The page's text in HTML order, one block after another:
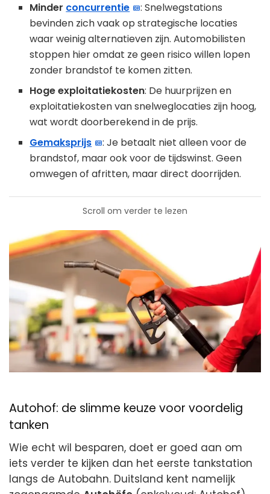
Minder concurrentie
: Snelwegstations
bevinden zich vaak op strategische locaties
waar weinig alternatieven zijn. Automobilisten
stoppen hier omdat ze geen risico willen lopen
zonder brandstof te komen zitten.
Hoge exploitatiekosten: De huurprijzen en
exploitatiekosten van snelweglocaties zijn hoog,
wat wordt doorberekend in de prijs.
Gemaksprijs
: Je betaalt niet alleen voor de
brandstof, maar ook voor de tijdswinst. Geen
omwegen of afritten, maar direct doorrijden.
Scroll om verder te lezen
Autohof: de slimme keuze voor voordelig
tanken
Wie echt wil besparen, doet er goed aan om
iets verder te kijken dan het eerste tankstation
langs de Autobahn. Duitsland kent namelijk